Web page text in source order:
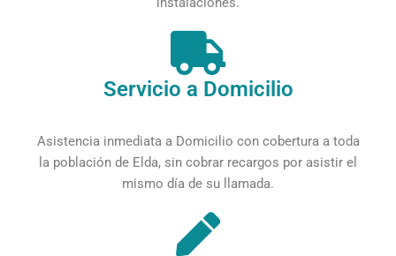
Servicio a Domicilio
Asistencia inmediata a Domicilio con cobertura a toda
la población de Elda, sin cobrar recargos por asistir el
mismo día de su llamada.